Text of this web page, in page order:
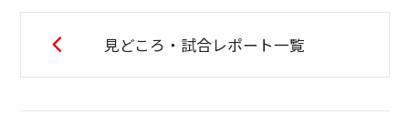
見どころ・試合レポート一覧